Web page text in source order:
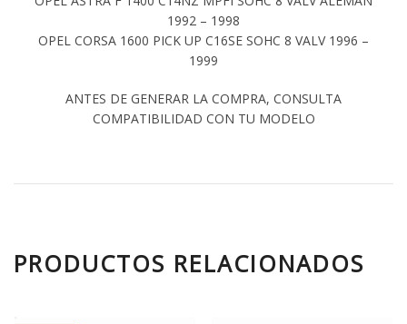
1992 – 1998
OPEL CORSA 1600 PICK UP C16SE SOHC 8 VALV 1996 –
1999
ANTES DE GENERAR LA COMPRA, CONSULTA
COMPATIBILIDAD CON TU MODELO
PRODUCTOS RELACIONADOS